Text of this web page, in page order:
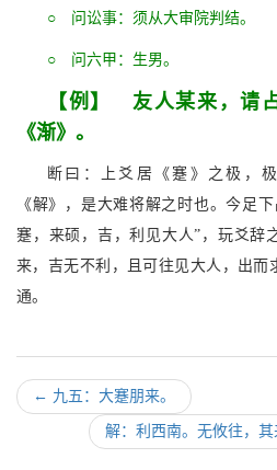
○ 问讼事：须从大审院判结。
○ 问六甲：生男。
【例】 友人某来，请
《渐》。
断曰：上爻居《蹇》之极，
《解》，是大难将解之时也。今足
蹇，来硕，吉，利见大人”，玩爻辞
来，吉无不利，且可往见大人，出而
通。
← 九五：大蹇朋来。
解：利西南。无攸往，其